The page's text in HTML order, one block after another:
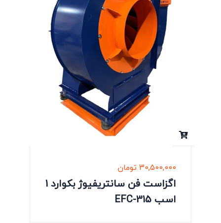
30,500,000تومان
اگزاست فن سانتریفیوژ بکوارد 1
اسب EFC-315